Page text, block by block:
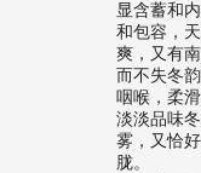
显含蓄和
和包容，
爽，又有
而不失冬
咽喉，柔
淡淡品味
雾，又恰
胧。